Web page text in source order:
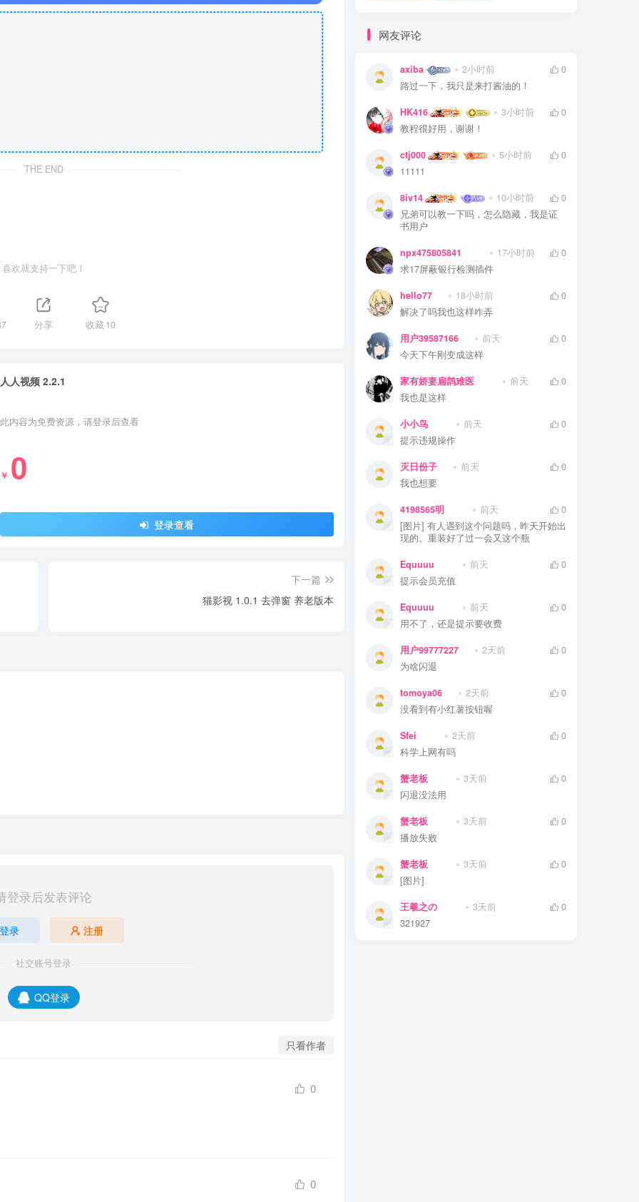
THE END
喜欢就支持一下吧！
分享 收藏10
人人视频 2.2.1
此内容为免费资源，请登录后查看
￥ 0
登录查看
下一篇
猫影视 1.0.1 去弹窗 养老版本
登录后发表评论
登录 注册
社交账号登录
QQ登录
只看作者
0
0
网友评论
axiba 2小时前
0
路过一下，我只是来打酱油的！
HK416 3小时前
0
教程很好用，谢谢！
ctj000 5小时前
0
11111
8iv14 10小时前
0
兄弟可以教一下吗，怎么隐藏，我是证
书用户
npx475805841 17小时前
0
求17屏蔽银行检测插件
hello77 18小时前
0
解决了吗我也这样咋弄
用户39587166 前天
0
今天下午刚变成这样
家有娇妻扁鹊难医 前天
0
我也是这样
小小鸟 前天
0
提示违规操作
灭日份子 前天
0
我也想要
4198565明 前天
0
[图片] 有人遇到这个问题吗，昨天开始出
现的。重装好了过一会又这个瓶
Equuuu 前天
0
提示会员充值
Equuuu 前天
0
用不了，还是提示要收费
用户99777227 2天前
0
为啥闪退
tomoya06 2天前
0
没看到有小红薯按钮喔
Sfei 2天前
0
科学上网有吗
蟹老板 3天前
0
闪退没法用
蟹老板 3天前
0
播放失败
蟹老板 3天前
0
[图片]
王羲之の 3天前
0
321927